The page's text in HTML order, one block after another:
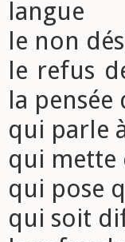
langue
le non
le refus
la pensée
qui parle
qui mette
qui pose
qui soit